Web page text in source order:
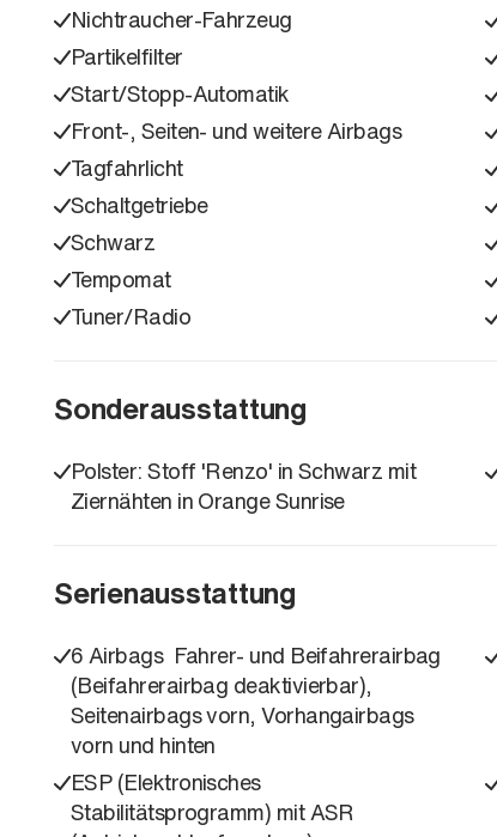
Nichtraucher-Fahrzeug
Partikelfilter
Start/Stopp-Automatik
Front-, Seiten- und weitere Airbags
Tagfahrlicht
Schaltgetriebe
Schwarz
Tempomat
Tuner/Radio
Sonderausstattung
Polster: Stoff 'Renzo' in Schwarz mit
Ziernähten in Orange Sunrise
Serienausstattung
6 Airbags  Fahrer- und Beifahrerairbag
(Beifahrerairbag deaktivierbar),
Seitenairbags vorn, Vorhangairbags
vorn und hinten
ESP (Elektronisches
Stabilitätsprogramm) mit ASR